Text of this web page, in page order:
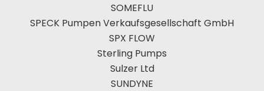
SOMEFLU
SPECK Pumpen Verkaufsgesellschaft GmbH
SPX FLOW
Sterling Pumps
Sulzer Ltd
SUNDYNE